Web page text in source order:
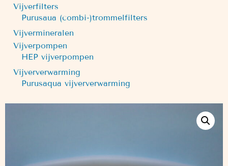
Vijverfilters
Purusaua (combi-)trommelfilters
Vijvermineralen
Vijverpompen
HEP vijverpompen
Vijververwarming
Purusaqua vijververwarming